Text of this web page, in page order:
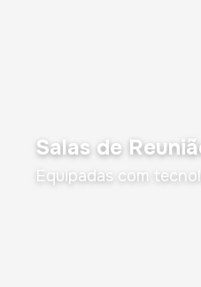
Salas de
Equipadas com